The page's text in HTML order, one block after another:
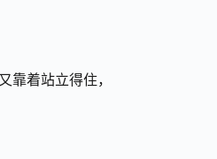
靠着站立得住，